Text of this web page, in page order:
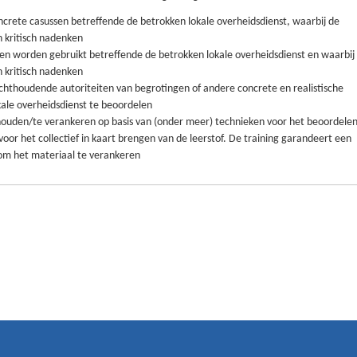
casussen betreffende de betrokken lokale overheidsdienst, waarbij de
kritisch nadenken
worden gebruikt betreffende de betrokken lokale overheidsdienst en waarbij
kritisch nadenken
autoriteiten van begrotingen of andere concrete en realistische
overheidsdienst te beoordelen
te verankeren op basis van (onder meer) technieken voor het
het collectief in kaart brengen van de leerstof. De training garandeert een
het materiaal te verankeren